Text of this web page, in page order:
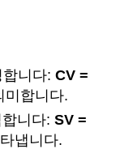
니다: CV =
미합니다.
니다: SV =
냅니다.